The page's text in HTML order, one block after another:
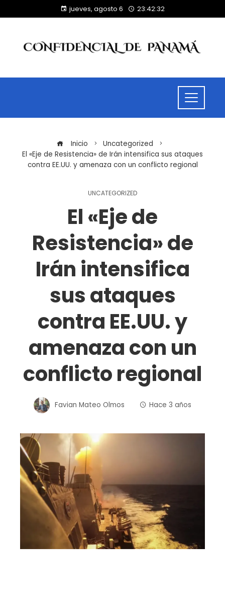
jueves, agosto 6 23:42:32
Inicio
Uncategorized
El «Eje de Resistencia» de Irán intensifica sus ataques
contra EE.UU. y amenaza con un conflicto regional
UNCATEGORIZED
El «Eje de
Resistencia» de
Irán intensifica
sus ataques
contra EE.UU. y
amenaza con un
conflicto regional
Favian Mateo Olmos Hace 3 años